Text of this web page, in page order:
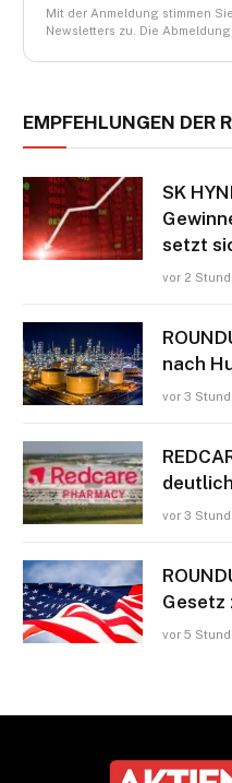
Mit der Anmeldung stimmen
Newsletters zu. Die
EMPFEHLUNGEN DER
SK
setzt
vor 2
nach
vor 3
vor 3
Gesetz
vor 5